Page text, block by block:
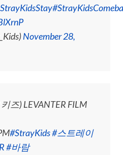
November 28,
즈) LEVANTER FILM
#StrayKids#스트레이
#바람